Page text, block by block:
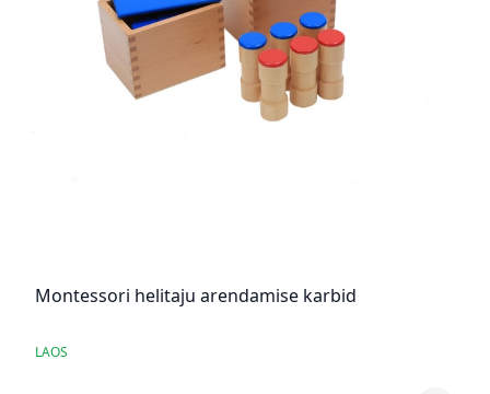
Montessori helitaju arendamise karbid
LAOS